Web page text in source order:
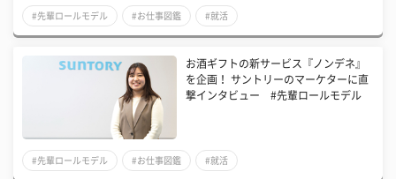
#先輩ロールモデル #お仕事図鑑 #就活
お酒ギフトの新サービス『ノンデネ』
を企画！ サントリーのマーケターに直
撃インタビュー #先輩ロールモデル
#先輩ロールモデル #お仕事図鑑 #就活